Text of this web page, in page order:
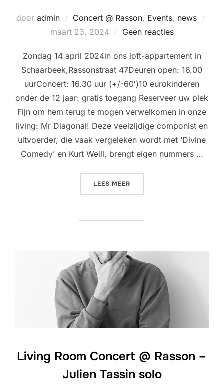
door admin Concert @ Rasson, Events, news
maart 23, 2024 Geen reacties
Zondag 14 april 2024in ons loft-appartement in
Schaarbeek,Rassonstraat 47Deuren open: 16.00
uurConcert: 16.30 uur (+/-60′)10 eurokinderen
onder de 12 jaar: gratis toegang Reserveer uw plek
Fijn om hem terug te mogen verwelkomen in onze
living: Mr Diagonal! Deze veelzijdige componist en
uitvoerder, die vaak vergeleken wordt met ‘Divine
Comedy’ en Kurt Weill, brengt eigen nummers …
LEES MEER
Living Room Concert @ Rasson –
Julien Tassin solo